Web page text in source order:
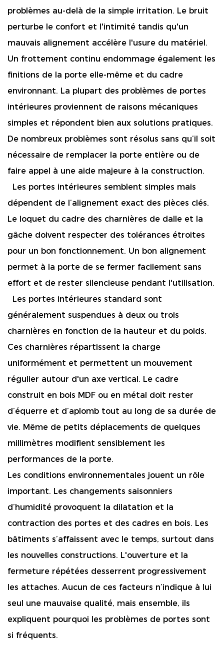
problèmes au-delà de la simple irritation. Le bruit
perturbe le confort et l'intimité tandis qu'un
mauvais alignement accélère l'usure du matériel.
Un frottement continu endommage également les
finitions de la porte elle-même et du cadre
environnant. La plupart des problèmes de portes
intérieures proviennent de raisons mécaniques
simples et répondent bien aux solutions pratiques.
De nombreux problèmes sont résolus sans qu’il soit
nécessaire de remplacer la porte entière ou de
faire appel à une aide majeure à la construction.
dépendent de l’alignement exact des pièces clés.
Le loquet du cadre des charnières de dalle et la
gâche doivent respecter des tolérances étroites
pour un bon fonctionnement. Un bon alignement
permet à la porte de se fermer facilement sans
généralement suspendues à deux ou trois
charnières en fonction de la hauteur et du poids.
Ces charnières répartissent la charge
uniformément et permettent un mouvement
régulier autour d'un axe vertical. Le cadre
construit en bois MDF ou en métal doit rester
d’équerre et d’aplomb tout au long de sa durée de
vie. Même de petits déplacements de quelques
millimètres modifient sensiblement les
performances de la porte.
Les conditions environnementales jouent un rôle
important. Les changements saisonniers
d’humidité provoquent la dilatation et la
contraction des portes et des cadres en bois. Les
bâtiments s’affaissent avec le temps, surtout dans
les nouvelles constructions. L'ouverture et la
fermeture répétées desserrent progressivement
les attaches. Aucun de ces facteurs n’indique à lui
seul une mauvaise qualité, mais ensemble, ils
expliquent pourquoi les problèmes de portes sont
si fréquents.